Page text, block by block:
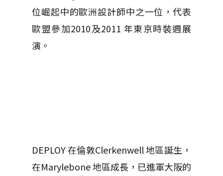
位崛起中的歐洲設計師中之一位，代表
歐盟參加2010及2011 年東京時裝週展
演。
DEPLOY 在倫敦Clerkenwell 地區誕生，
在Marylebone 地區成長，已進軍大阪的